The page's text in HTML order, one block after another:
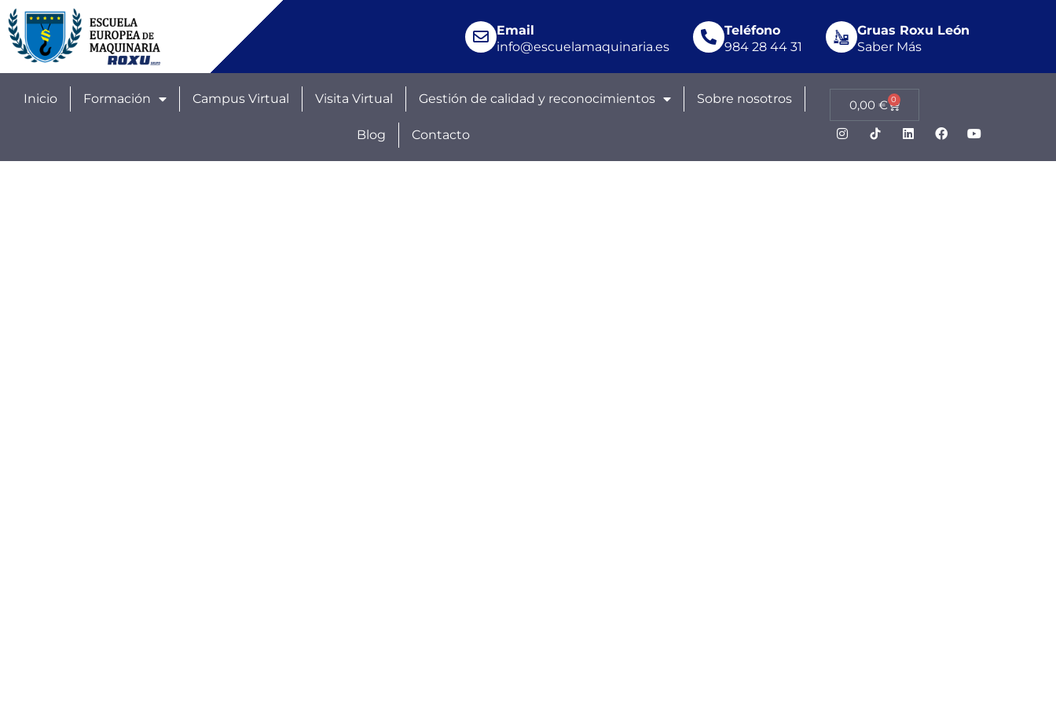
Email
info@escuelamaquinaria.es
Teléfono
984 28 44 31
Gruas Roxu León
Saber Más
Inicio Formación Campus Virtual Visita Virtual Gestión de calidad y reconocimientos Sobre nosotros
Blog Contacto
0,00 € 0